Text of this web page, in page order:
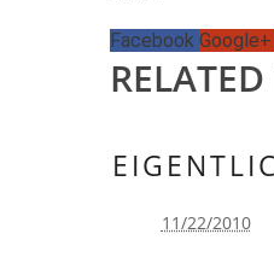
Facebook Google+
11/22/2010